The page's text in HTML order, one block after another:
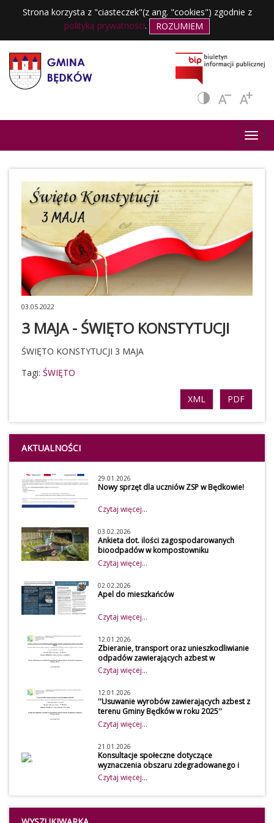
Strona korzysta z "ciasteczek"(z ang. "cookies") zgodnie z
polityką prywatności. ROZUMIEM
03.05.2022
3 MAJA - ŚWIĘTO KONSTYTUCJI
ŚWIĘTO KONSTYTUCJI 3 MAJA
Tagi: ŚWIĘTO
PDF
XML
AKTUALNOŚCI
29.01.2026
Nowy sprzęt dla uczniów ZSP w Będkowie!
Czytaj więcej...
03.02.2026
Ankieta dot. ilości zagospodarowanych
bioodpadów w kompostowniku
przydomowym w 2026 roku
Szanowni mieszkańcy
Z uwagi na obowiązek
osiągnięcia wymaganego
gminę, udostępniamy do
wypełnienia przez mieszkańców
naszej gminy ankietę, która
dotyczy zagospodarowania
bioodpadów w kompostowniku
przydomowym. Dane zawarte w
ankiecie będą wykorzystywane
przez Urząd Gminy Będków przy
obliczeniu osiągniętego poziomu
przygotowania do ponownego
użycia i recyklingu odpadów
komunalnych.
WYPEŁNIENIE ANKIETY JEST
ZALECANE DLA OSÓB, KTÓRE
KORZYSTAJĄ ZE ZWOLNIENIAZ
Czytaj więcej...
02.02.2026
Apel do mieszkańców
Czytaj więcej...
12.01.2026
Zbieranie, transport oraz unieszkodliwianie
odpadów zawierających azbest w
gospodarstwach rolnych z terenu Gminy
Będków
Czytaj więcej...
12.01.2026
''Usuwanie wyrobów zawierających azbest z
terenu Gminy Będków w roku 2025''
Czytaj więcej...
21.01.2026
Konsultacje społeczne dotyczące
wyznaczenia obszaru zdegradowanego i
obszaru rewitalizacji Gminy Będków
Konsultacje społeczne
dotyczące wyznaczenia
Czytaj więcej...